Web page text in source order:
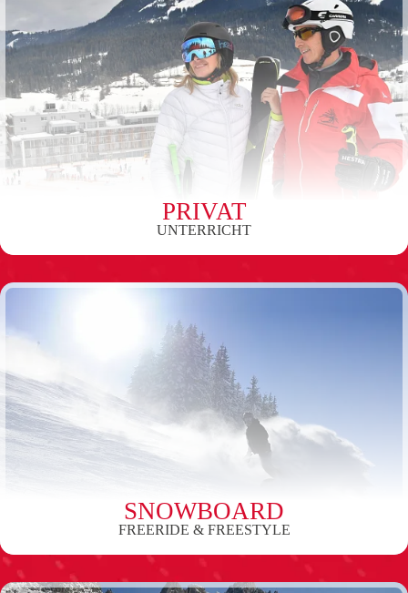
PRIVAT
UNTERRICHT
SNOWBOARD
FREERIDE & FREESTYLE